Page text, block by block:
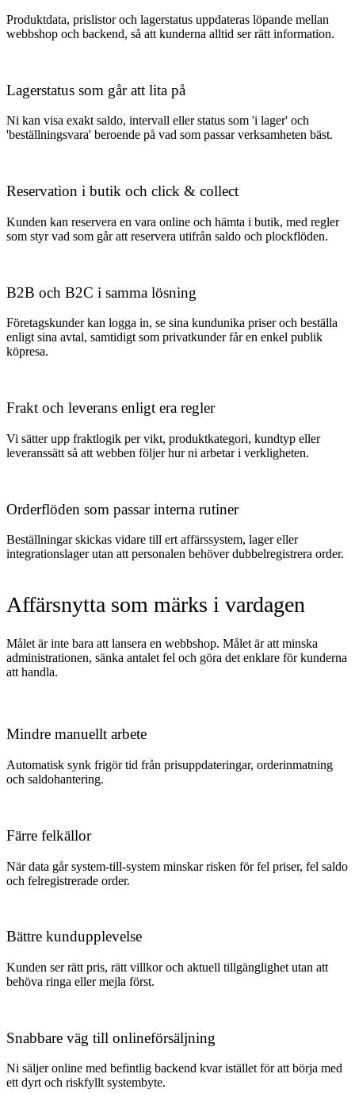
Produktdata, prislistor och lagerstatus uppdateras löpande mellan
webbshop och backend, så att kunderna alltid ser rätt information.
Lagerstatus som går att lita på
Ni kan visa exakt saldo, intervall eller status som 'i lager' och
'beställningsvara' beroende på vad som passar verksamheten bäst.
Reservation i butik och click & collect
Kunden kan reservera en vara online och hämta i butik, med regler
som styr vad som går att reservera utifrån saldo och plockflöden.
B2B och B2C i samma lösning
Företagskunder kan logga in, se sina kundunika priser och beställa
enligt sina avtal, samtidigt som privatkunder får en enkel publik
köpresa.
Frakt och leverans enligt era regler
Vi sätter upp fraktlogik per vikt, produktkategori, kundtyp eller
leveranssätt så att webben följer hur ni arbetar i verkligheten.
Orderflöden som passar interna rutiner
Beställningar skickas vidare till ert affärssystem, lager eller
integrationslager utan att personalen behöver dubbelregistrera order.
Affärsnytta som märks i vardagen
Målet är inte bara att lansera en webbshop. Målet är att minska
administrationen, sänka antalet fel och göra det enklare för kunderna
att handla.
Mindre manuellt arbete
Automatisk synk frigör tid från prisuppdateringar, orderinmatning
och saldohantering.
Färre felkällor
När data går system-till-system minskar risken för fel priser, fel saldo
och felregistrerade order.
Bättre kundupplevelse
Kunden ser rätt pris, rätt villkor och aktuell tillgänglighet utan att
behöva ringa eller mejla först.
Snabbare väg till onlineförsäljning
Ni säljer online med befintlig backend kvar istället för att börja med
ett dyrt och riskfyllt systembyte.